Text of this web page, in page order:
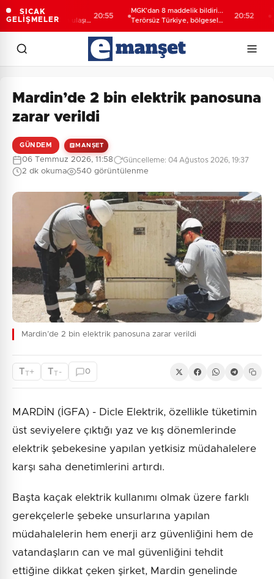
SICAK
GELİŞMELER
modern ulaşım
20:55
MGK'dan 8 maddelik bildiri...
Terörsüz Türkiye, bölgesel
20:52
Mardin’de 2 bin elektrik panosuna
zarar verildi
GÜNDEM MANŞET
06 Temmuz 2026, 11:58 Güncelleme: 04 Ağustos 2026, 19:37
2 dk okuma 540 görüntülenme
Mardin’de 2 bin elektrik panosuna zarar verildi
TT+ TT - 0
MARDİN (İGFA) - Dicle Elektrik, özellikle tüketimin
üst seviyelere çıktığı yaz ve kış dönemlerinde
elektrik şebekesine yapılan yetkisiz müdahalelere
karşı saha denetimlerini artırdı.
Başta kaçak elektrik kullanımı olmak üzere farklı
gerekçelerle şebeke unsurlarına yapılan
müdahalelerin hem enerji arz güvenliğini hem de
vatandaşların can ve mal güvenliğini tehdit
ettiğine dikkat çeken şirket, Mardin genelinde